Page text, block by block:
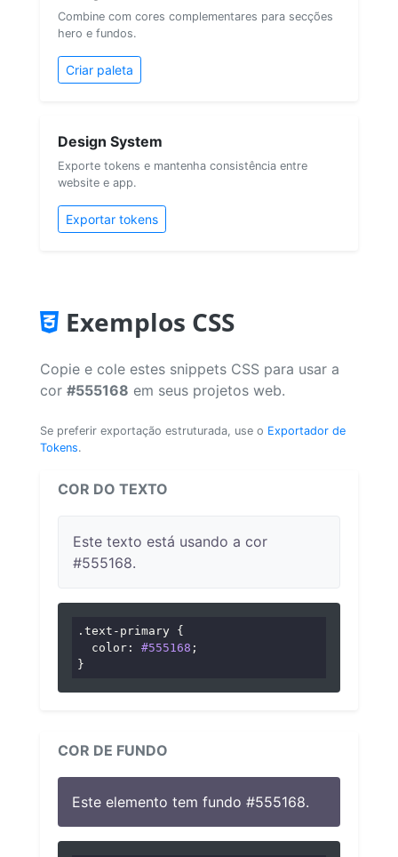
Combine com cores complementares para secções
hero e fundos.
Criar paleta
Design System
Exporte tokens e mantenha consistência entre
website e app.
Exportar tokens
Exemplos CSS
Copie e cole estes snippets CSS para usar a
cor #555168 em seus projetos web.
Se preferir exportação estruturada, use o Exportador de
Tokens.
COR DO TEXTO
Este texto está usando a cor
#555168.
.text-primary {
color : #555168 ;
}
COR DE FUNDO
Este elemento tem fundo #555168.